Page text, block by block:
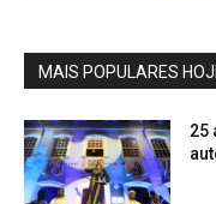
MAIS POPULARES
25